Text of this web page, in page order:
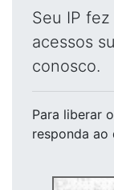
Seu IP
acessos
conosco.
Para liberar
responda ao